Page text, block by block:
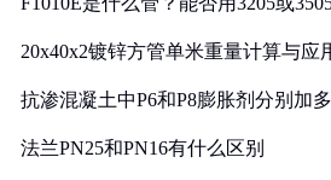
20x40x2镀锌方管单米重量计算与应
抗渗混凝土中P6和P8膨胀剂分别加
法兰PN25和PN16有什么区别